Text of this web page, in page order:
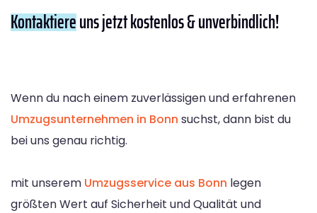
Kontaktiereuns jetzt kostenlos & unverbindlich!
Wenn du nach einem zuverlässigen und erfahrenen
Umzugsunternehmen in Bonn suchst, dann bist du
bei uns genau richtig.
mit unserem Umzugsservice aus Bonn legen
größten Wert auf Sicherheit und Qualität und